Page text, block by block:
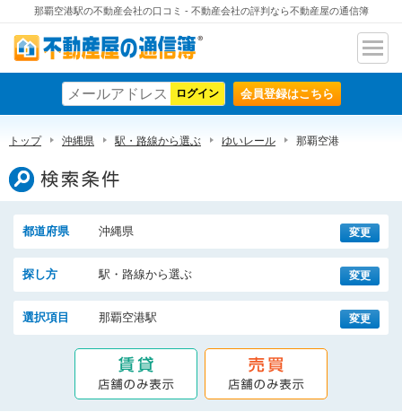
那覇空港駅の不動産会社の口コミ - 不動産会社の評判なら不動産屋の通信簿
不動産屋の通信簿
ナビ
ン
会員登録はこちら
トップ 沖縄県 駅・路線から選ぶ ゆいレール 那覇空港
検索条件
都道府県 沖縄県 変更
探し方 駅・路線から選ぶ 変更
選択項目 那覇空港駅 変更